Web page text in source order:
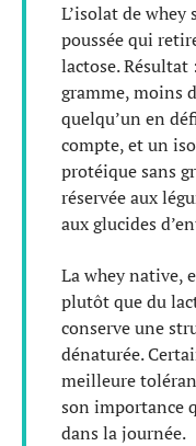
L’isolat de
poussée qui
lactose.
gramme, moins
quelqu’un en
compte, et un
protéique sans
réservée aux
aux glucides
La whey native,
plutôt que du
conserve une
dénaturée.
meilleure
son importance
dans la journée.